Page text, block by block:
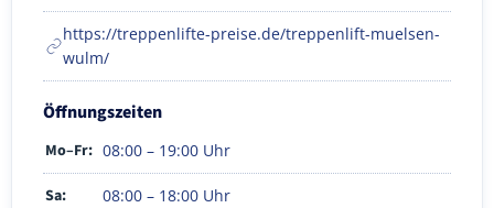
https://treppenlifte-preise.de/treppenlift-muelsen-
wulm/
Öffnungszeiten
Mo–Fr: 08:00 – 19:00 Uhr
Sa: 08:00 – 18:00 Uhr